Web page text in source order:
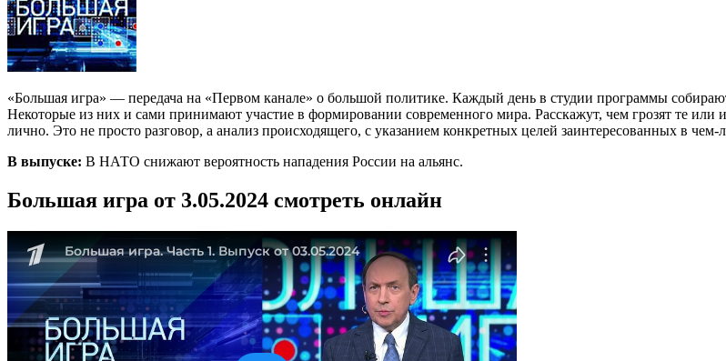
«Большая игра» — передача на «Первом канале» о большой политике. Каждый день в студии программы
Некоторые из них и сами принимают участие в формировании современного мира. Расскажут, чем грозят те или
лично. Это не просто разговор, а анализ происходящего, с указанием конкретных целей заинтересованных в чем-
В выпуске: В НАТО снижают вероятность нападения России на альянс.
Большая игра от 3.05.2024 смотреть онлайн